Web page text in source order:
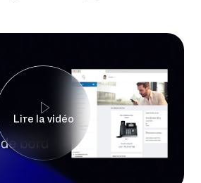
Lire la vidéo